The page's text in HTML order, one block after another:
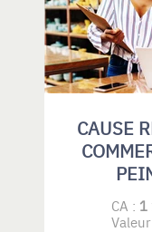
CAUSE
CA : 1